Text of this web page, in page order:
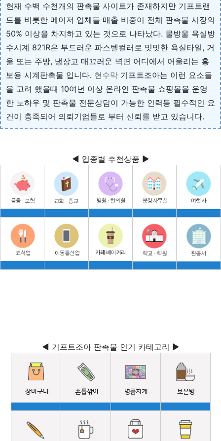
현재 수백 수천개의 판촉물 사이트가 존재하지만 기프트랜
드를 비롯한 메이저 업체들 매출 비중이 전체 판촉물 시장의
50% 이상을 차지하고 있는 것으로 나타났다. 물방울 욕실방
수시계 821R은 부드러운 파스텔컬러로 밋밋한 욕실타일, 거
울 또는 주방, 냉장고 매끄러운 벽면 어디에서 어울리는 홍
보용 시계판촉물 입니다. 현수막 기프트조아는 이런 요소들
을 고려 했을때 10여년 이상 온라인 판촉물 쇼핑몰을 운영
한 노하우 및 판촉물 전문상담이 가능한 인력등 필수적인 요
건이 충족되어 의뢰기업들로 부터 신뢰를 받고 있습니다.
◀ 업종별 추천상품 ▶
◀ 기프트조아 판촉물 인기 카테고리 ▶